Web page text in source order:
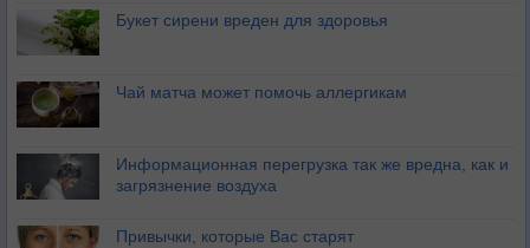
Букет сирени вреден для здоровья
Чай матча может помочь аллергикам
Информационная перегрузка так же вредна, как и
загрязнение воздуха
Привычки, которые Вас старят